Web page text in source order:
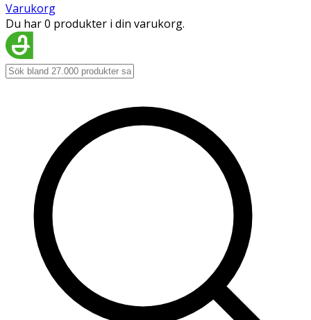
Varukorg
Du har 0 produkter i din varukorg.